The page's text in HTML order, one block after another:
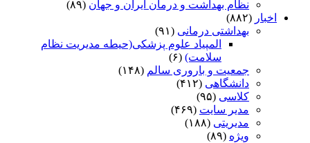
نظام بهداشت و درمان ایران و جهان (۸۹)
اخبار (۸۸۲)
بهداشتی درمانی (۹۱)
المپیاد علوم پزشکی(حیطه مدیریت نظام
سلامت) (۶)
جمعیت و باروری سالم (۱۴۸)
دانشگاهی (۴۱۲)
کلاسی (۹۵)
مدیر سایت (۴۶۹)
مدیریتی (۱۸۸)
ویژه (۸۹)